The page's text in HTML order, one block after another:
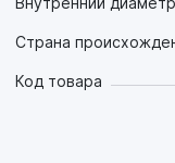
Страна
Код товара